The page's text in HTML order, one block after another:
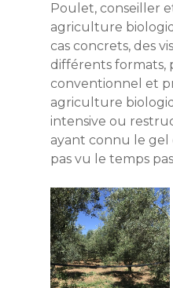
Poulet, conseiller
agriculture
cas concrets, des
différents formats,
conventionnel et
agriculture
intensive ou
ayant connu le gel
pas vu le temps